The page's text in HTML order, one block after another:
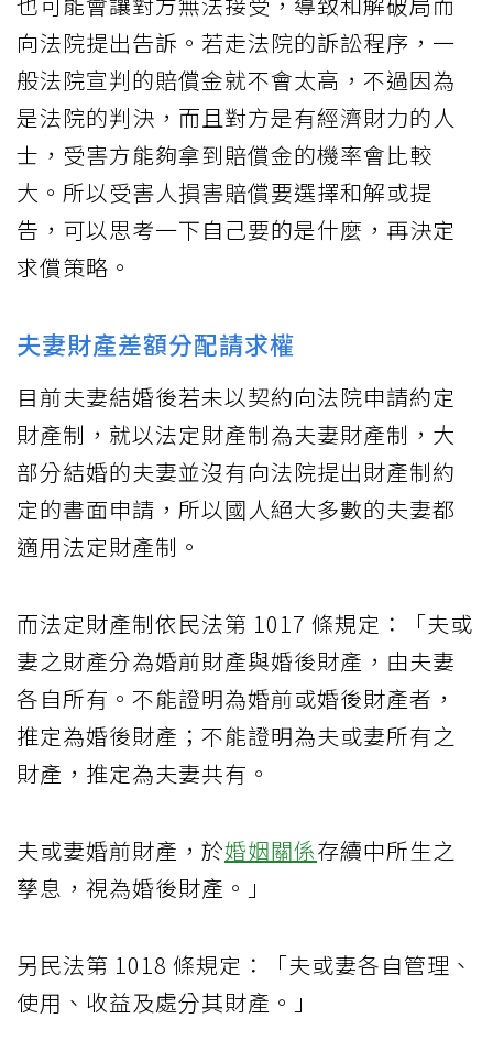
向法院提出告訴。若走法院的訴訟程序，一
般法院宣判的賠償金就不會太高，不過因為
是法院的判決，而且對方是有經濟財力的人
士，受害方能夠拿到賠償金的機率會比較
大。所以受害人損害賠償要選擇和解或提
告，可以思考一下自己要的是什麼，再決定
求償策略。
夫妻財產差額分配請求權
目前夫妻結婚後若未以契約向法院申請約定
財產制，就以法定財產制為夫妻財產制，大
部分結婚的夫妻並沒有向法院提出財產制約
定的書面申請，所以國人絕大多數的夫妻都
適用法定財產制。
而法定財產制依民法第 1017 條規定：「夫或
妻之財產分為婚前財產與婚後財產，由夫妻
各自所有。不能證明為婚前或婚後財產者，
推定為婚後財產；不能證明為夫或妻所有之
財產，推定為夫妻共有。
夫或妻婚前財產，於婚姻關係存續中所生之
孳息，視為婚後財產。」
另民法第 1018 條規定：「夫或妻各自管理、
使用、收益及處分其財產。」